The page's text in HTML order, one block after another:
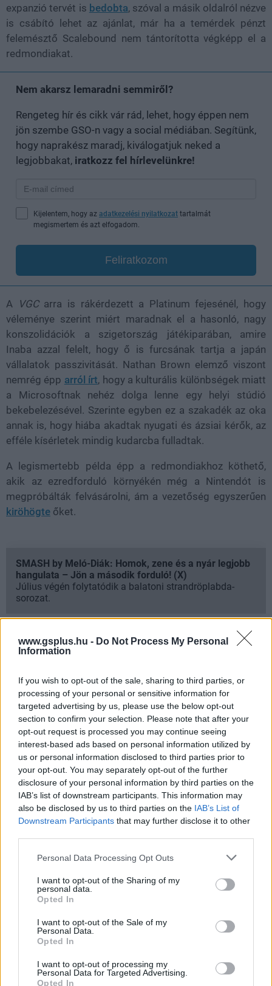
www.gsplus.hu - Do Not Process My Personal
Information
If you wish to opt-out of the sale, sharing to third parties, or
processing of your personal or sensitive information for
targeted advertising by us, please use the below opt-out
section to confirm your selection. Please note that after your
opt-out request is processed you may continue seeing
interest-based ads based on personal information utilized by
us or personal information disclosed to third parties prior to
your opt-out. You may separately opt-out of the further
disclosure of your personal information by third parties on the
IAB’s list of downstream participants. This information may
also be disclosed by us to third parties on the IAB’s List of
Downstream Participants that may further disclose it to other
Please note that this website/app uses one or more Google
not limited to your visit or usage behaviour. You may click to
grant or deny consent to Google and its third-party tags to
use your data for below specified purposes in below Google
consent section.
Personal Data Processing Opt Outs
I want to opt-out of the Sharing of my
personal data.
Opted In
I want to opt-out of the Sale of my
Personal Data.
Opted In
I want to opt-out of processing my
Personal Data for Targeted Advertising.
Opted In
expanzió tervét is bedobta, szóval a másik oldalról nézve
is csábító lehet az ajánlat, már ha a temérdek pénzt
felemésztő Scalebound nem tántorította végképp el a
redmondiakat.
Nem akarsz lemaradni semmiről?
Rengeteg hír és cikk vár rád, lehet, hogy éppen nem
jön szembe GSO-n vagy a social médiában. Segítünk,
hogy naprakész maradj, kiválogatjuk neked a
legjobbakat, iratkozz fel hírlevelünkre!
Kijelentem, hogy az adatkezelési nyilatkozat tartalmát
megismertem és azt elfogadom.
Feliratkozom
A VGCarra is rákérdezett a Platinum fejesénél, hogy
véleménye szerint miért maradnak el a hasonló, nagy
konszolidációk a szigetország játékiparában, amire
Inaba azzal felelt, hogy ő is furcsának tartja a japán
vállalatok passzivitását. Nathan Brown elemző viszont
nemrég épp arról írt, hogy a kulturális különbségek miatt
a Microsoftnak nehéz dolga lenne egy helyi stúdió
bekebelezésével. Szerinte egyben ez a szakadék az oka
annak is, hogy hiába akadtak nyugati és ázsiai kérők, az
efféle kísérletek mindig kudarcba fulladtak.
A legismertebb példa épp a redmondiakhoz köthető,
akik az ezredforduló környékén még a Nintendót is
megpróbálták felvásárolni, ám a vezetőség egyszerűen
kiröhögte őket.
SMASH by Meló-Diák: Homok, zene és a nyár legjobb
hangulata – Jön a második forduló! (X)
Július végén folytatódik a balatoni strandröplabda-
sorozat.
#atushi inaba
Hozzászólások
A Battlefield 2042
játékosszáma már a cím
évszámát sem éri el